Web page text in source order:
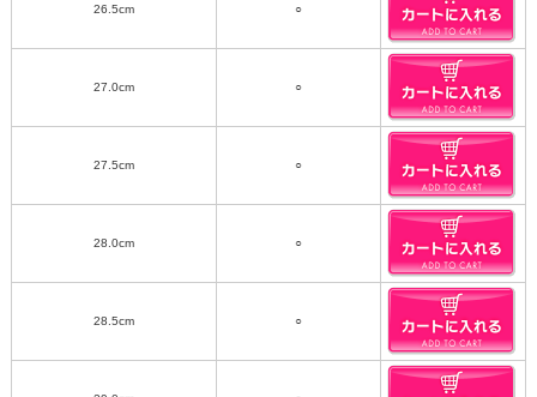
26.5cm ○
27.0cm ○
27.5cm ○
28.0cm ○
28.5cm ○